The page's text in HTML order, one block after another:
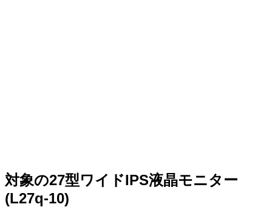
対象の27型ワイドIPS液晶モニター
(L27q-10)